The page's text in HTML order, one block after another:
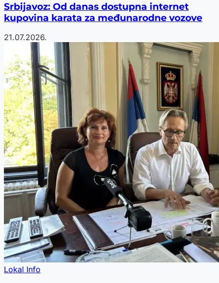
Srbijavoz: Od danas dostupna internet
kupovina karata za međunarodne vozove
21.07.2026.
Lokal Info